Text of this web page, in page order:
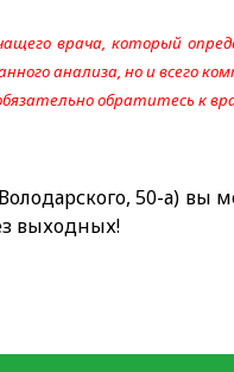
врача, который
анализа, но и всего
обратитесь к
50-а) вы
выходных!